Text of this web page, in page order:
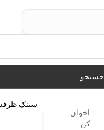
جستجو ...
اخوان
کن
سینک